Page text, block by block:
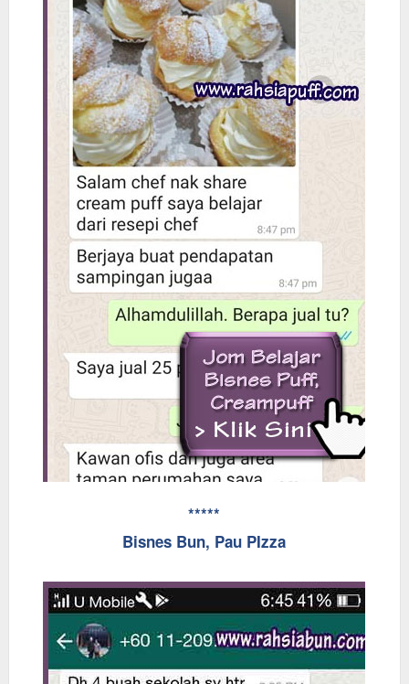
*****
Bisnes Bun, Pau PIzza